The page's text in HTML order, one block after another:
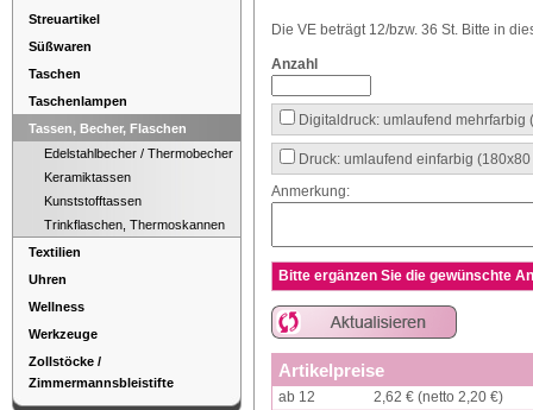
Streuartikel
Süßwaren
Taschen
Taschenlampen
Tassen, Becher, Flaschen
Edelstahlbecher / Thermobecher
Keramiktassen
Kunststofftassen
Trinkflaschen, Thermoskannen
Textilien
Uhren
Wellness
Werkzeuge
Zollstöcke /
Zimmermannsbleistifte
Die VE beträgt 12/bzw. 36 St. Bitte in
Anzahl
Digitaldruck: umlaufend mehrfarbig
Druck: umlaufend einfarbig (180x80
Anmerkung:
Bitte ergänzen Sie die gewünschte
Artikelpreise
ab 12
2,62 € (netto 2,20 €)